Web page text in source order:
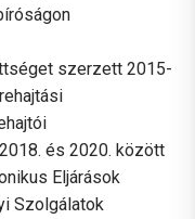
szerzett 2015-
és 2020. között
Eljárások
Szolgálatok